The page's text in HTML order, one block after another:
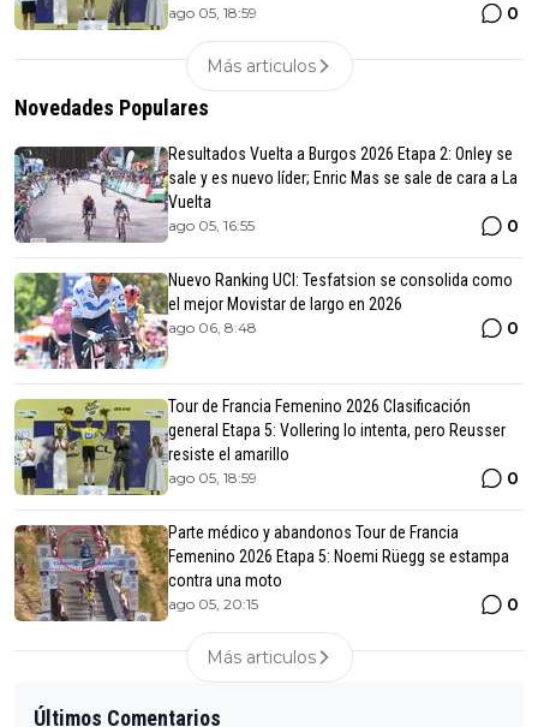
ago 05, 18:59 0
Más articulos
Novedades Populares
Resultados Vuelta a Burgos 2026 Etapa 2: Onley se
sale y es nuevo líder; Enric Mas se sale de cara a La
Vuelta
ago 05, 16:55 0
Nuevo Ranking UCI: Tesfatsion se consolida como
el mejor Movistar de largo en 2026
ago 06, 8:48 0
Tour de Francia Femenino 2026 Clasificación
general Etapa 5: Vollering lo intenta, pero Reusser
resiste el amarillo
ago 05, 18:59 0
Parte médico y abandonos Tour de Francia
Femenino 2026 Etapa 5: Noemi Rüegg se estampa
contra una moto
ago 05, 20:15 0
Más articulos
Últimos Comentarios